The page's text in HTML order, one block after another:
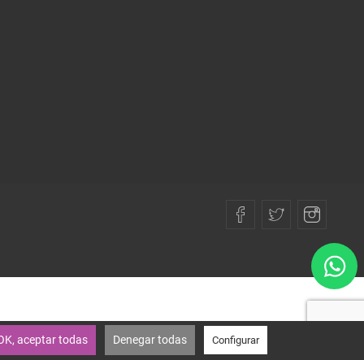
aceptar todas Denegar todas Configurar